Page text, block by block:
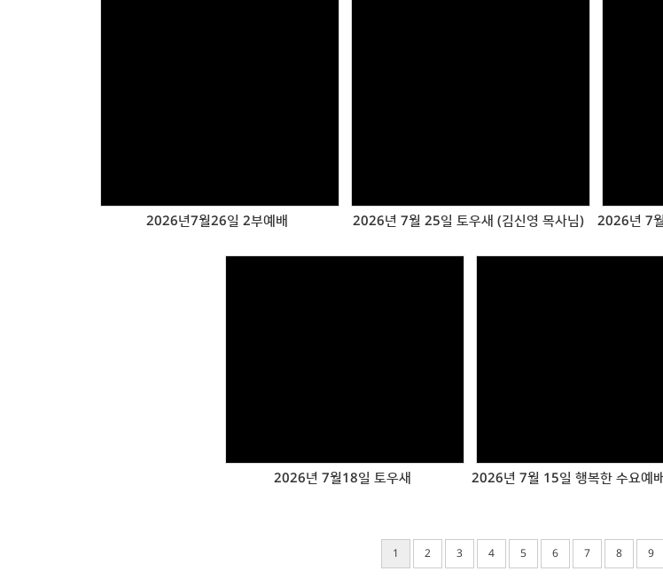
2026년7월26일 2부예배 2026년 7월 25일 토우새 (김신영 목사님)
2026년 7월18일 토우새
1 2 3 4 5 6 7 8 9